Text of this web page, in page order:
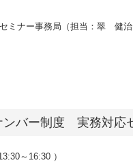
ミナー事務局（担当：翠 健治
バー制度 実務対応
～16:30 ）